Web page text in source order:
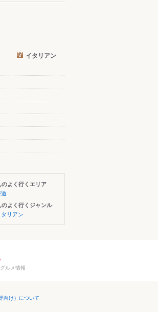
イタリアン
よく行くエリア
よく行くジャンル
タリアン
ルメ情報
向け）について